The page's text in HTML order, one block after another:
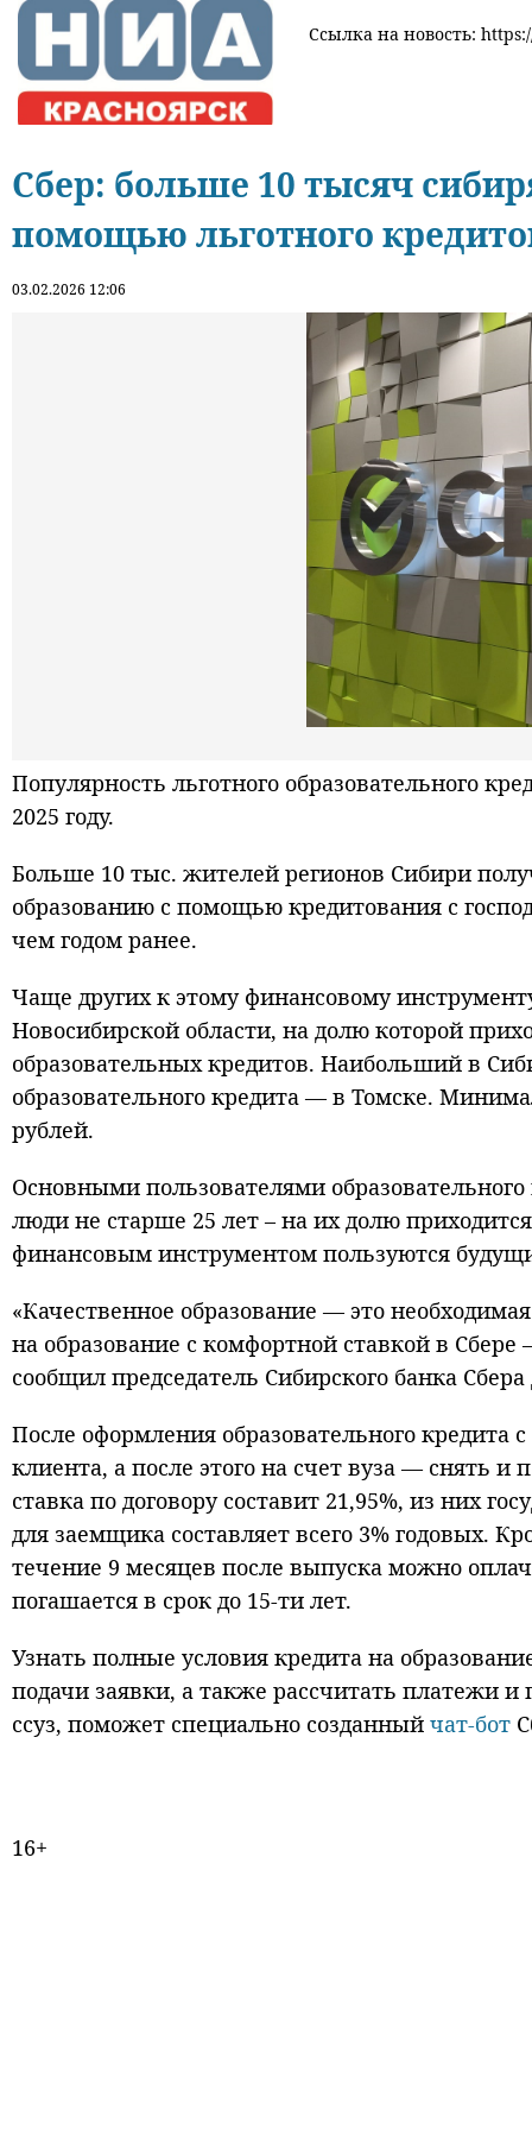
Ссылка на новость:
Сбер: больше 10 тысяч
помощью льготного
03.02.2026 12:06
Популярность льготного образовательного
2025 году.
Больше 10 тыс. жителей регионов Сибири
образованию с помощью кредитования с
чем годом ранее.
Чаще других к этому финансовому
Новосибирской области, на долю которой
образовательных кредитов. Наибольший в
образовательного кредита — в Томске.
рублей.
Основными пользователями
люди не старше 25 лет – на их долю
финансовым инструментом пользуются
«Качественное образование — это
на образование с комфортной ставкой в
сообщил председатель Сибирского банка
После оформления образовательного кредита
клиента, а после этого на счет вуза — снять и
ставка по договору составит 21,95%, из них
для заемщика составляет всего 3% годовых.
течение 9 месяцев после выпуска можно
погашается в срок до 15-ти лет.
Узнать полные условия кредита на
подачи заявки, а также рассчитать платежи
ссуз, поможет специально созданный чат-бот
16+